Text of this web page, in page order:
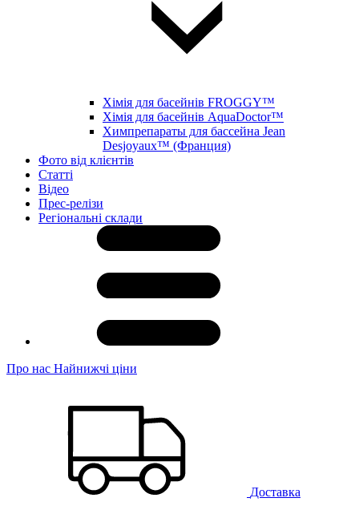
Хімія для басейнів FROGGY™
Хімія для басейнів AquaDoctor™
Химпрепараты для бассейна Jean
Desjoyaux™ (Франция)
Фото від клієнтів
Статті
Відео
Прес-релізи
Регіональні склади
Про нас Найнижчі ціни
Доставка